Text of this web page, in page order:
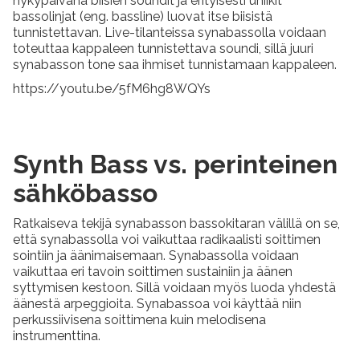
bassolinjat (eng. bassline) luovat itse biisistä
tunnistettavan. Live-tilanteissa synabassolla voidaan
toteuttaa kappaleen tunnistettava soundi, sillä juuri
synabasson tone saa ihmiset tunnistamaan kappaleen.
https://youtu.be/5fM6hg8WQYs
Synth Bass vs. perinteinen
sähköbasso
Ratkaiseva tekijä synabasson bassokitaran välillä on se,
että synabassolla voi vaikuttaa radikaalisti soittimen
sointiin ja äänimaisemaan. Synabassolla voidaan
vaikuttaa eri tavoin soittimen sustainiin ja äänen
syttymisen kestoon. Sillä voidaan myös luoda yhdestä
äänestä arpeggioita. Synabassoa voi käyttää niin
perkussiivisena soittimena kuin melodisena
instrumenttina.